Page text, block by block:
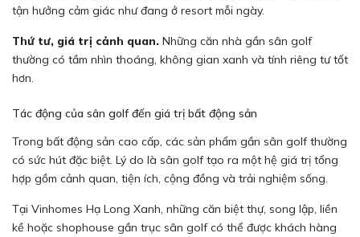
tận hưởng cảm giác như đang ở resort mỗi ngày.
Thứ tư, giá trị cảnh quan. Những căn nhà gần sân golf
thường có tầm nhìn thoáng, không gian xanh và tính riêng tư tốt
hơn.
Tác động của sân golf đến giá trị bất động sản
Trong bất động sản cao cấp, các sản phẩm gần sân golf thường
có sức hút đặc biệt. Lý do là sân golf tạo ra một hệ giá trị tổng
hợp gồm cảnh quan, tiện ích, cộng đồng và trải nghiệm sống.
Tại Vinhomes Hạ Long Xanh, những căn biệt thự, song lập, liền
kề hoặc shophouse gần trục sân golf có thể được khách hàng